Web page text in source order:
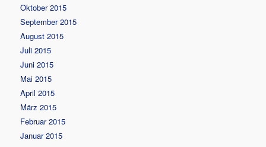
Oktober 2015
September 2015
August 2015
Juli 2015
Juni 2015
Mai 2015
April 2015
März 2015
Februar 2015
Januar 2015